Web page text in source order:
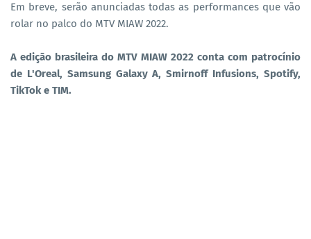
Em breve, serão anunciadas todas as performances que vão
rolar no palco do MTV MIAW 2022.
A edição brasileira do MTV MIAW 2022 conta com patrocínio
de L'Oreal, Samsung Galaxy A, Smirnoff Infusions, Spotify,
TikTok e TIM.